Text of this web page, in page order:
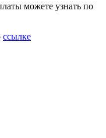
можете узнать по
ссылке